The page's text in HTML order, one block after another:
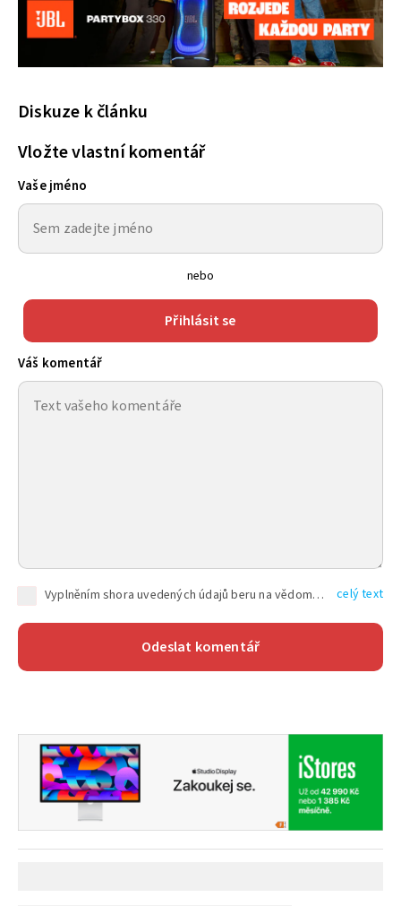
Diskuze k článku
Vložte vlastní komentář
Vaše jméno
nebo
Přihlásit se
Váš komentář
Vyplněním shora uvedených údajů beru na vědomí, že společnost TEXT FACTORY s.r.o., sídlem Brno, Durďákova 336/29, Černá Pole, PSČ: 613 00, IČ: 06157831, zapsané u Krajského soudu v Brně, oddíl C, vložka 100399, bude zpracovávat mé osobní údaje uvedené v rámci mnou vyplněného registračního formuláře na základě oprávněných zájmů TEXT FACTORY s.r.o. dle čl. 6 odst. 1 písm. f) GDPR a pro splnění právních povinností (čl. 6 odst. 1 písm. c) GDPR), a to pro tyto účely: nezbytnost zajistit oprávnění návštěvníka webových stránek provozovaných společností TEXT FACTORY s.r.o. přispívat aktivně ke zveřejněným článkům nebo v rámci diskusních fór a výkon práv TEXT FACTORY s.r.o. jako administrátora těchto diskusních fór. Více informací o zpracování osobních údajů a právech lze nalézt v celý text